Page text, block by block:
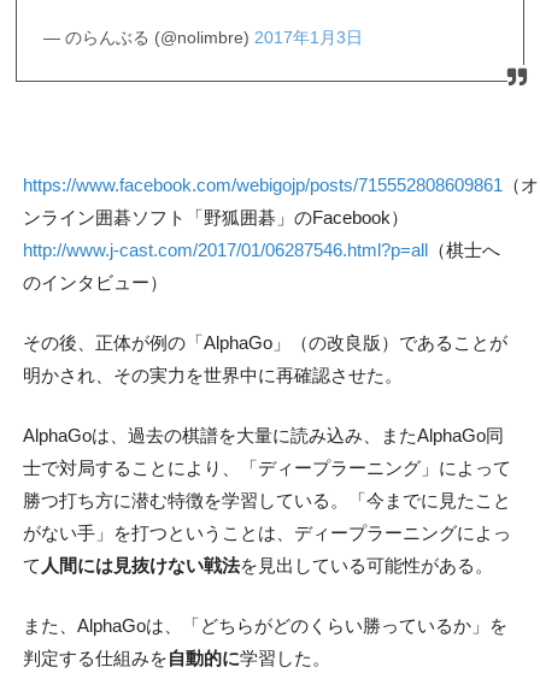
— のらんぶる (@nolimbre) 2017年1月3日
https://www.facebook.com/webigojp/posts/715552808609861 （オ
ンライン囲碁ソフト「野狐囲碁」のFacebook）
http://www.j-cast.com/2017/01/06287546.html?p=all（棋士へ
のインタビュー）
その後、正体が例の「AlphaGo」（の改良版）であることが
明かされ、その実力を世界中に再確認させた。
AlphaGoは、過去の棋譜を大量に読み込み、またAlphaGo同
士で対局することにより、「ディープラーニング」によって
勝つ打ち方に潜む特徴を学習している。「今までに見たこと
がない手」を打つということは、ディープラーニングによっ
て 人間には見抜けない戦法を見出している可能性がある。
また、AlphaGoは、「どちらがどのくらい勝っているか」を
判定する仕組みを自動的に学習した。